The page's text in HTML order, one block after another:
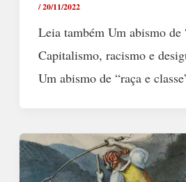
/20/11/2022
Leia também Um abismo de
Capitalismo, racismo e
Um abismo de “raça e